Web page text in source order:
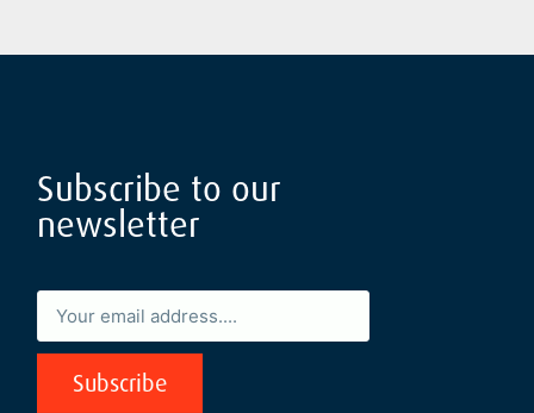
Subscribe to our
newsletter
Subscribe